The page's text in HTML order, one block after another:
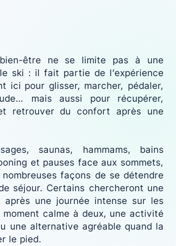
être ne se limite pas à une
ski : il fait partie de l’expérience
ici pour glisser, marcher, pédaler,
mais aussi pour récupérer,
retrouver du confort après une
saunas, hammams, bains
et pauses face aux sommets,
façons de se détendre
séjour. Certains chercheront une
après une journée intense sur les
moment calme à deux, une activité
une alternative agréable quand la
le pied.